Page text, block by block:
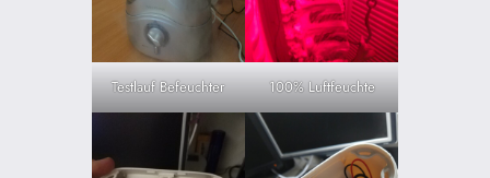
Testlauf Befeuchter 100% Luftfeuchte